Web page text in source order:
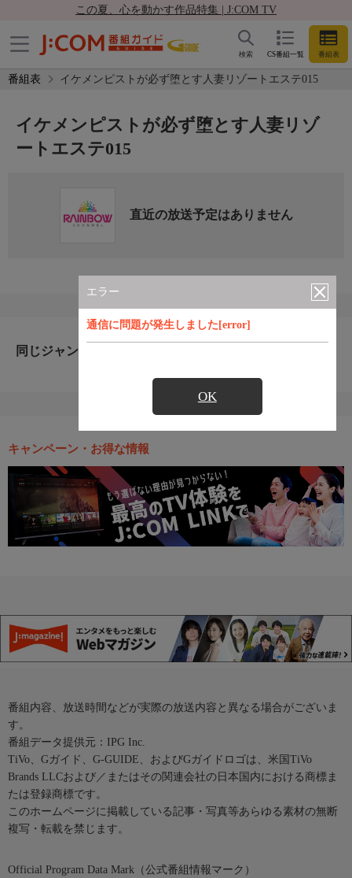
この夏、心を動かす作品特集 | J:COM TV
CS番組一覧 番組表
検索
番組表 イケメンピストが必ず堕とす人妻リゾートエステ015
エラー
通信に問題が発生しました[error]
OK
イケメンピストが必ず堕とす人妻リゾ
ートエステ015
直近の放送予定はありません
同じジャンルのおすすめ番組
キャンペーン・お得な情報
番組内容、放送時間などが実際の放送内容と異なる場合がございま
す。
番組データ提供元：IPG Inc.
TiVo、Gガイド、G-GUIDE、およびGガイドロゴは、米国TiVo
Brands LLCおよび／またはその関連会社の日本国内における商標ま
たは登録商標です。
このホームページに掲載している記事・写真等あらゆる素材の無断
複写・転載を禁じます。
Official Program Data Mark（公式番組情報マーク）